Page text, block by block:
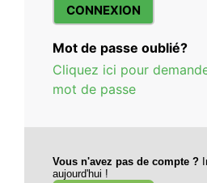
Mot de passe oublié?
Cliquez ici pour
mot de passe
Vous n'avez pas de compte ?
aujourd'hui !